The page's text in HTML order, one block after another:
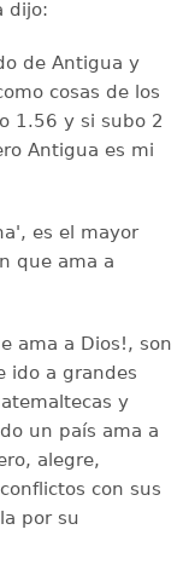
dijo:
de Antigua y
cosas de los
1.56 y si subo 2
Antigua es mi
es el mayor
que ama a
ama a Dios!, son
ido a grandes
y
un país ama a
alegre,
con sus
por su